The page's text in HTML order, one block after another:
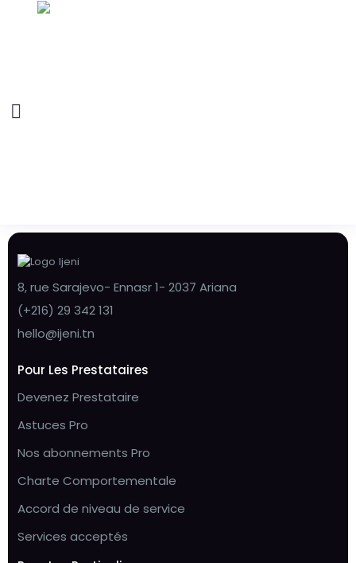
8, rue Sarajevo- Ennasr 1- 2037 Ariana
(+216) 29 342 131
hello@ijeni.tn
Pour Les Prestataires
Devenez Prestataire
Astuces Pro
Nos abonnements Pro
Charte Comportementale
Accord de niveau de service
Services acceptés